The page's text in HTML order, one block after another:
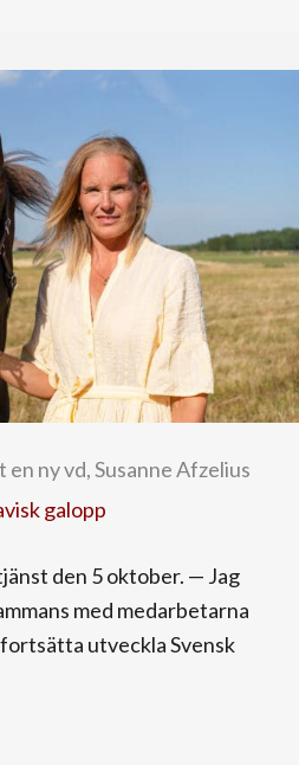
ny vd, Susanne Afzelius
galopp
den 5 oktober. — Jag
med medarbetarna
utveckla Svensk